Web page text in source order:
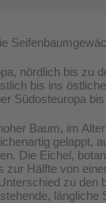
nördlich bis zu
bis ins
Südosteuropa
Baum, im
gelappt,
Die Eichel,
zur Hälfte von
zu den
längliche